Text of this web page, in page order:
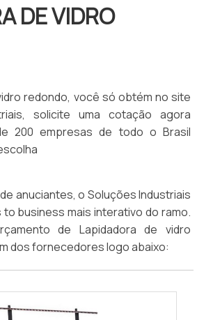
DE VIDRO
redondo, você só obtém no site
solicite uma cotação agora
200 empresas de todo o Brasil
anuciantes, o Soluções Industriais
business mais interativo do ramo.
de Lapidadora de vidro
dos fornecedores logo abaixo: